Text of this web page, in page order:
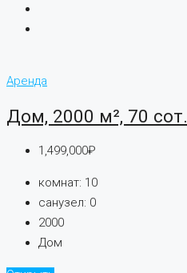
Аренда
Дом, 2000 м², 70 сот.
1,499,000₽
комнат: 10
санузел: 0
2000
Дом